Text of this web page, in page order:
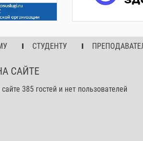
СТУДЕНТУ
САЙТЕ
385 гостей и нет пользователей